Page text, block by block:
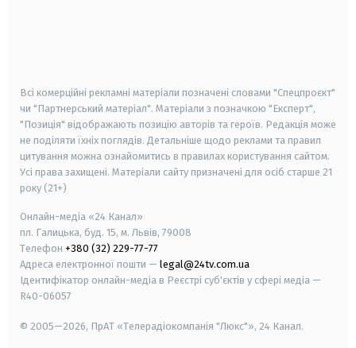
Всі комерційні рекламні матеріали позначені словами "Спецпроєкт"
чи "Партнерський матеріал". Матеріали з позначкою "Експерт",
"Позиція" відображають позицію авторів та героїв. Редакція може
не поділяти їхніх поглядів. Детальніше щодо реклами та правил
цитування можна ознайомитись в правилах користування сайтом.
Усі права захищені. Матеріали сайту призначені для осіб старше 21
року (21+)
Онлайн-медіа «24 Канал»
пл. Галицька, буд. 15, м. Львів, 79008
Телефон +380 (32) 229-77-77
Адреса електронної пошти — legal@24tv.com.ua
Ідентифікатор онлайн-медіа в Реєстрі суб'єктів у сфері медіа —
R40-06057
© 2005—2026, ПрАТ «Телерадіокомпанія "Люкс"», 24 Канал.